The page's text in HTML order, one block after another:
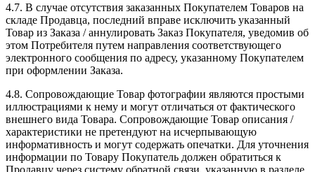
4.7. В случае отсутствия заказанных Покупателем Товаров на
складе Продавца, последний вправе исключить указанный
Товар из Заказа / аннулировать Заказ Покупателя, уведомив об
этом Потребителя путем направления соответствующего
электронного сообщения по адресу, указанному Покупателем
при оформлении Заказа.
4.8. Сопровождающие Товар фотографии являются простыми
иллюстрациями к нему и могут отличаться от фактического
внешнего вида Товара. Сопровождающие Товар описания /
характеристики не претендуют на исчерпывающую
информативность и могут содержать опечатки. Для уточнения
информации по Товару Покупатель должен обратиться к
Продавцу через систему обратной связи, указанную в разделе